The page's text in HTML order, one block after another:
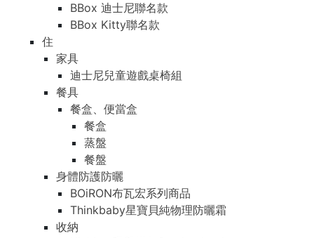
BBox 迪士尼聯名款
BBox Kitty聯名款
住
家具
迪士尼兒童遊戲桌椅組
餐具
餐盒、便當盒
餐盒
蒸盤
餐盤
身體防護防曬
BOiRON布瓦宏系列商品
Thinkbaby星寶貝純物理防曬霜
收納